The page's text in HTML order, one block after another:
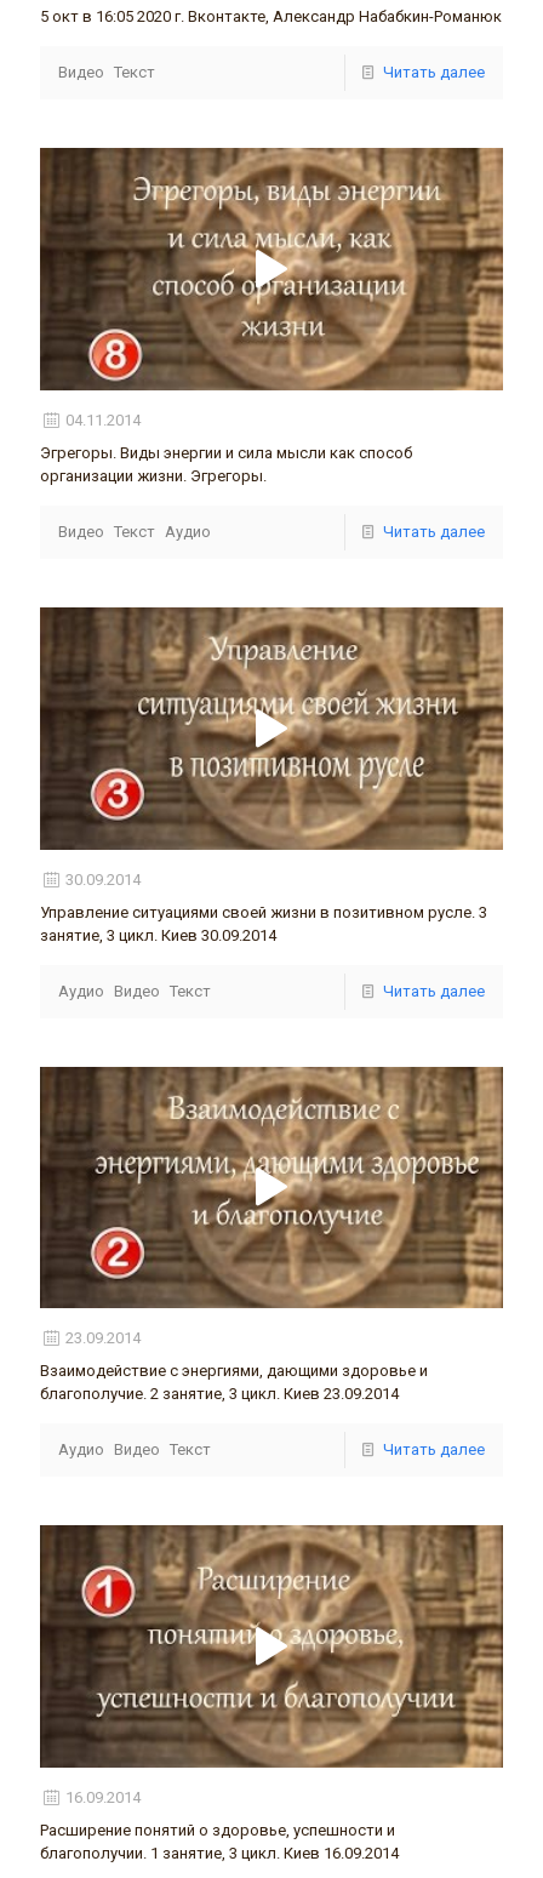
5 окт в 16:05 2020 г. Вконтакте, Александр Набабкин-Романюк
Видео Текст Читать далее
04.11.2014
Эгрегоры. Виды энергии и сила мысли как способ
организации жизни. Эгрегоры.
Видео Текст Аудио Читать далее
30.09.2014
Управление ситуациями своей жизни в позитивном русле. 3
занятие, 3 цикл. Киев 30.09.2014
Аудио Видео Текст Читать далее
23.09.2014
Взаимодействие с энергиями, дающими здоровье и
благополучие. 2 занятие, 3 цикл. Киев 23.09.2014
Аудио Видео Текст Читать далее
16.09.2014
Расширение понятий о здоровье, успешности и
благополучии. 1 занятие, 3 цикл. Киев 16.09.2014